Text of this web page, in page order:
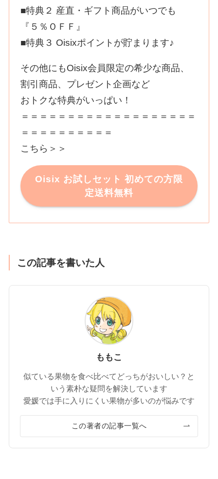
■特典２ 産直・ギフト商品がいつでも
『５％ＯＦＦ』
■特典３ Оisixポイントが貯まります♪
その他にもОisix会員限定の希少な商品、
割引商品、プレゼント企画など
おトクな特典がいっぱい！
＝＝＝＝＝＝＝＝＝＝＝＝＝＝＝＝＝＝＝
＝＝＝＝＝＝＝＝＝＝
こちら＞＞
Oisix お試しセット 初めての方限
定送料無料
この記事を書いた人
ももこ
似ている果物を食べ比べてどっちがおいしい？と
いう素朴な疑問を解決しています
愛媛では手に入りにくい果物が多いのが悩みです
この著者の記事一覧へ